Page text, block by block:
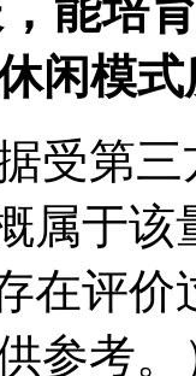
能培
闲模
受第
属于该
在评
参考。